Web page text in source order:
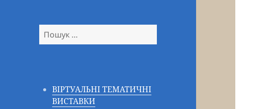
Пошук:
ВІРТУАЛЬНІ ТЕМАТИЧНІ
ВИСТАВКИ